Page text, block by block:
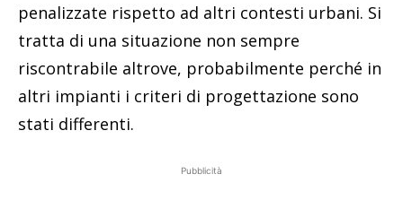
penalizzate rispetto ad altri contesti urbani. Si
tratta di una situazione non sempre
riscontrabile altrove, probabilmente perché in
altri impianti i criteri di progettazione sono
stati differenti.
Pubblicità